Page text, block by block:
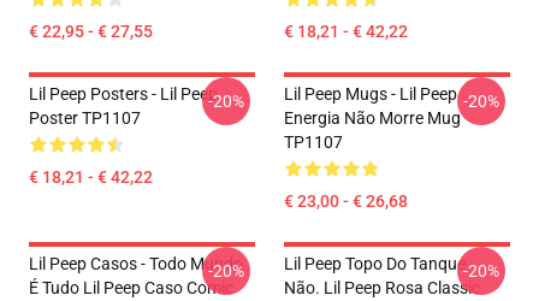
€ 22,95 - € 27,55 € 18,21 - € 42,22
Lil Peep Posters - Lil Peep
Poster TP1107
€ 18,21 - € 42,22
-20%
Lil Peep Mugs - Lil Peep
Energia Não Morre Mug
TP1107
€ 23,00 - € 26,68
-20%
Lil Peep Casos - Todo Mundo
É Tudo Lil Peep Caso Comic
-20%
Lil Peep Topo Do Tanque -
Não. Lil Peep Rosa Classic
-20%